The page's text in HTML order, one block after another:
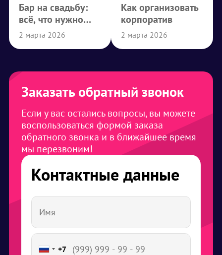
Бар на свадьбу:
всё, что нужно
знать
2 марта 2026
Как организовать
корпоратив
2 марта 2026
Заказать обратный звонок
Если у вас остались вопросы, вы можете
воспользоваться формой заказа
обратного звонка и в ближайшее время
мы перезвоним!
Контактные данные
+7